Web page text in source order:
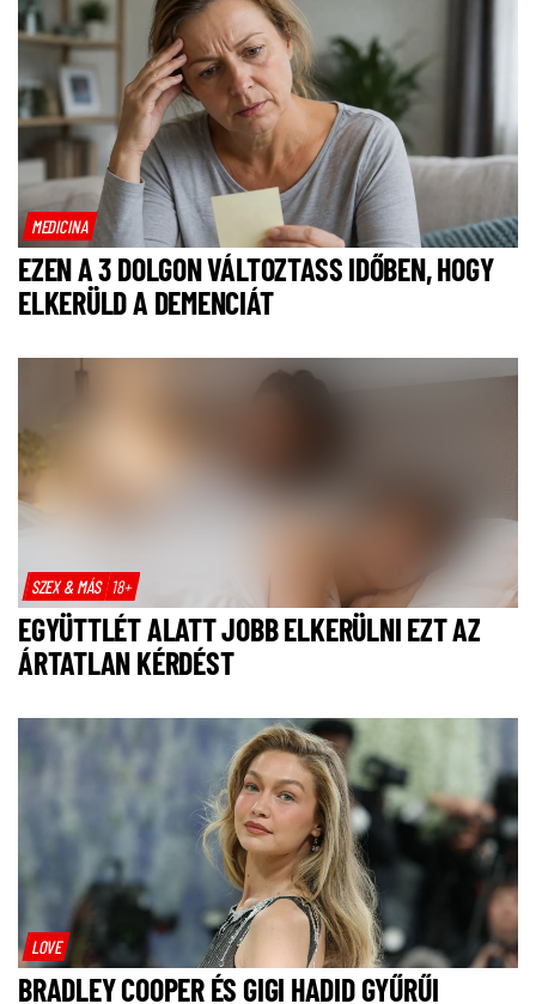
MEDICINA
EZEN A 3 DOLGON VÁLTOZTASS IDŐBEN, HOGY
ELKERÜLD A DEMENCIÁT
SZEX & MÁS 18+
EGYÜTTLÉT ALATT JOBB ELKERÜLNI EZT AZ
ÁRTATLAN KÉRDÉST
LOVE
BRADLEY COOPER ÉS GIGI HADID GYŰRŰI